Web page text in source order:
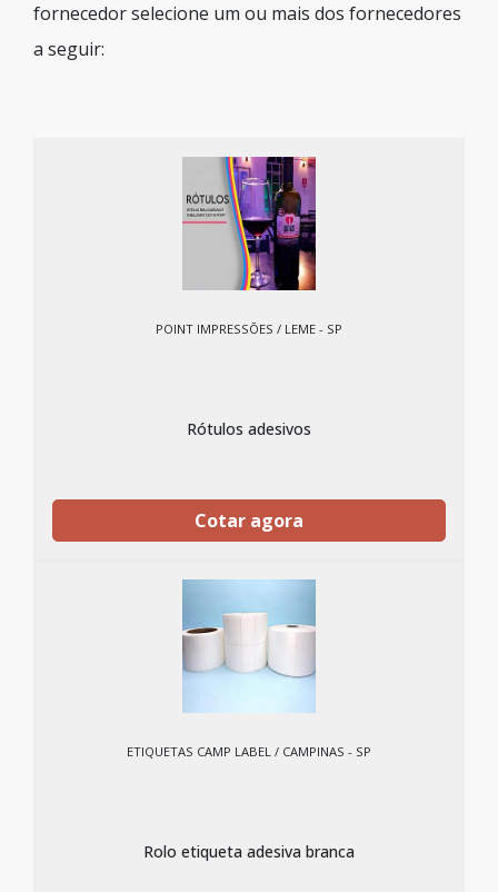
fornecedor selecione um ou mais dos fornecedores
a seguir:
POINT IMPRESSÕES / LEME - SP
Rótulos adesivos
Cotar agora
ETIQUETAS CAMP LABEL / CAMPINAS - SP
Rolo etiqueta adesiva branca